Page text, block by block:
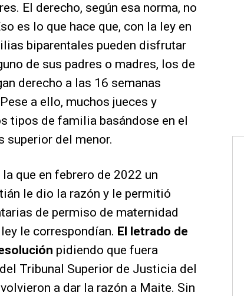
El derecho, según esa norma, no
es lo que hace que, con la ley en
biparentales pueden disfrutar
de sus padres o madres, los de
derecho a las 16 semanas
a ello, muchos jueces y
tipos de familia basándose en el
superior del menor.
que en febrero de 2022 un
le dio la razón y le permitió
de permiso de maternidad
le correspondían. El letrado de
pidiendo que fuera
Tribunal Superior de Justicia del
a dar la razón a Maite. Sin